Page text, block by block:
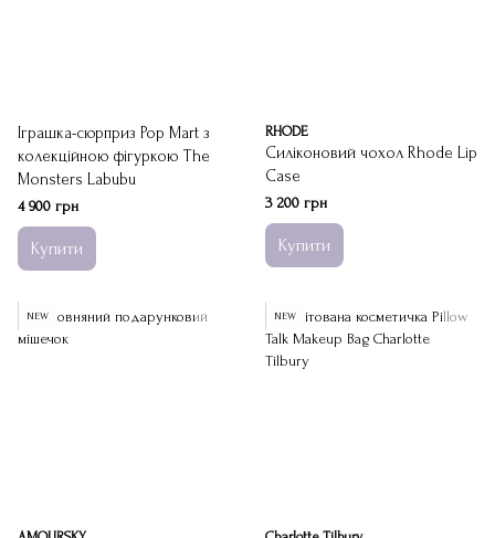
Іграшка-сюрприз Pop Mart з
колекційною фігуркою The
Monsters Labubu
4 900 грн
Купити
RHODE
Силіконовий чохол Rhode Lip
Case
3 200 грн
Купити
NEW NEW